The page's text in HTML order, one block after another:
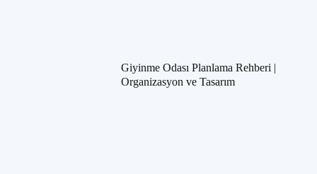
Giyinme Odası Planlama Rehberi |
Organizasyon ve Tasarım